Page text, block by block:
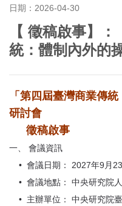
究
所-
首
頁
日期：2026-04-30
【 徵稿啟事】
統：體制內外的
「第四屆臺灣商業傳
研討會
徵稿啟事
一、 會議資訊
• 會議日期： 2027年9月
• 會議地點： 中央研究院
• 主辦單位： 中央研究院